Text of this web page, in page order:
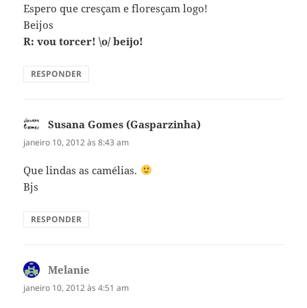
Espero que cresçam e floresçam logo!
Beijos
R: vou torcer! \o/ beijo!
RESPONDER
Susana Gomes (Gasparzinha)
janeiro 10, 2012 às 8:43 am
Que lindas as camélias.
Bjs
RESPONDER
Melanie
janeiro 10, 2012 às 4:51 am